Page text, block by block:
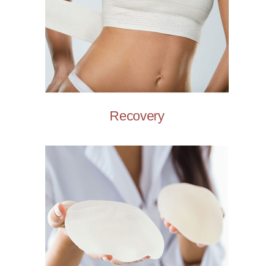
Recovery